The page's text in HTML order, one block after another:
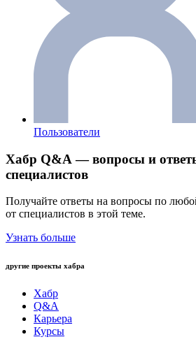
Пользователи
Хабр Q&A — вопросы и
специалистов
Получайте ответы на вопросы по
от специалистов в этой теме.
Узнать больше
другие проекты хабра
Хабр
Q&A
Карьера
Курсы